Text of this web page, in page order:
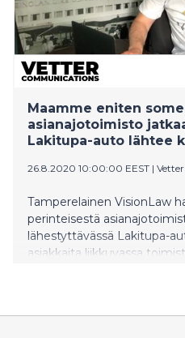
Maamme eniten
asianajotoimisto
Lakitupa-auto lähtee
26.8.2020 10:00:00 EEST |
Tamperelainen VisionLaw
perinteisestä
lähestyttävässä Lakitupa-
asiakkaita liikkuvassa
mahdollistaa juristipalvelut